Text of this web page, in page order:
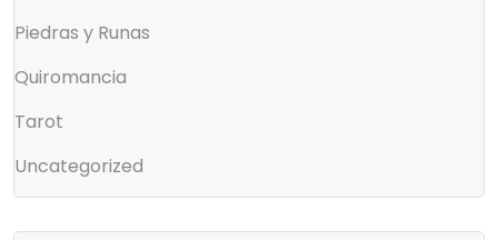
Piedras y Runas
Quiromancia
Tarot
Uncategorized